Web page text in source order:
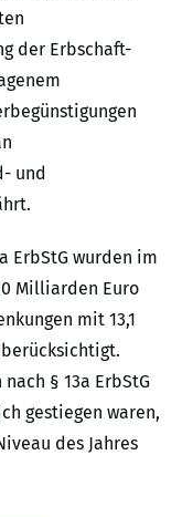
der Erbschaft-
und
ErbStG wurden im
Milliarden Euro
mit 13,1
berücksichtigt.
§ 13a ErbStG
gestiegen waren,
des Jahres